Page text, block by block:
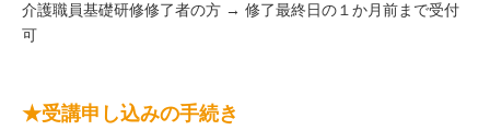
介護職員基礎研修修了者の方 → 修了最終日の１か月前まで受付
可
★受講申し込みの手続き